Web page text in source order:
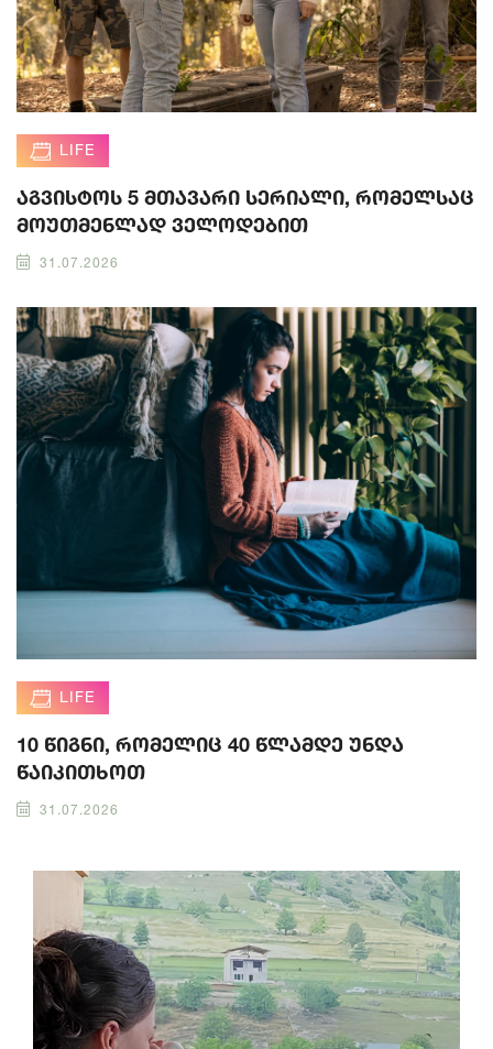
LIFE
აგვისტოს 5 მთავარი სერიალი, რომელსაც
მოუთმენლად ველოდებით
31.07.2026
LIFE
10 წიგნი, რომელიც 40 წლამდე უნდა
წაიკითხოთ
31.07.2026